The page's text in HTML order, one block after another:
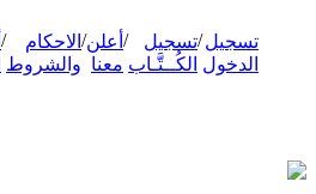
تسجيل
الدخول
/تسجيل
الكُــتَّـاب
/ أعلن
معنا
/ الاحكام
والشروط
/